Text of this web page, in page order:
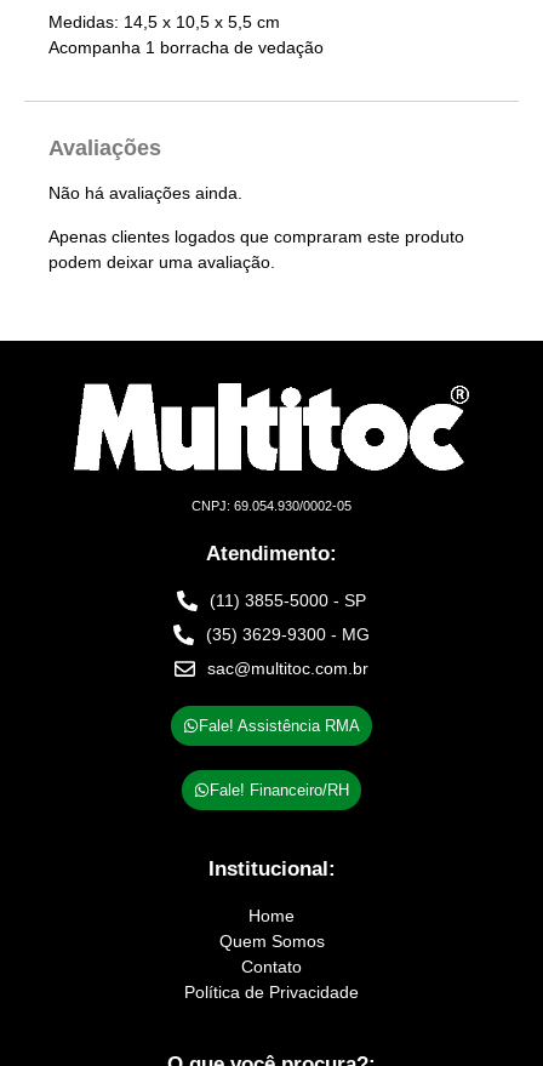
Medidas: 14,5 x 10,5 x 5,5 cm
Acompanha 1 borracha de vedação
Avaliações
Não há avaliações ainda.
Apenas clientes logados que compraram este produto
podem deixar uma avaliação.
CNPJ: 69.054.930/0002-05
Atendimento:
(11) 3855-5000 - SP
(35) 3629-9300 - MG
sac@multitoc.com.br
Fale! Assistência RMA
Fale! Financeiro/RH
Institucional:
Home
Quem Somos
Contato
Política de Privacidade